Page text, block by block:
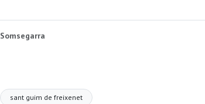
Somsegarra
sant guim de freixenet